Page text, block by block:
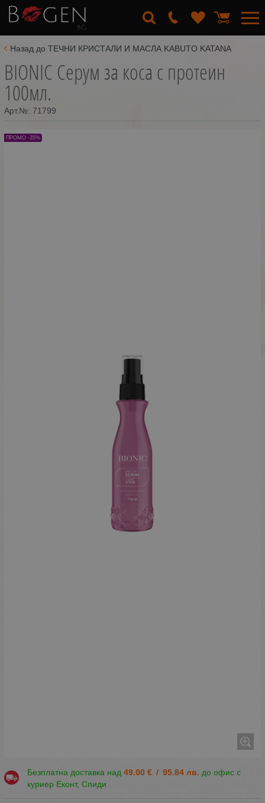
Назад до ТЕЧНИ КРИСТАЛИ И МАСЛА KABUTO KATANA
BIONIC Серум за коса с протеин
100мл.
Арт.№: 71799
ПРОМО -35%
Безплатна доставка над 49.00 € / 95.84 лв. до офис с
куриер Еконт, Спиди